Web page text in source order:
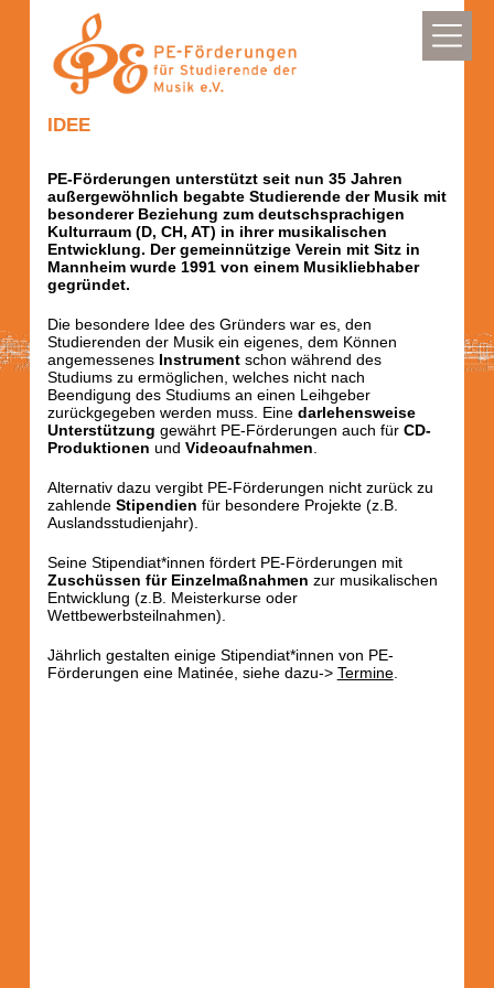
IDEE
PE-Förderungen unterstützt seit nun 35 Jahren
außergewöhnlich begabte Studierende der Musik mit
besonderer Beziehung zum deutschsprachigen
Kulturraum (D, CH, AT) in ihrer musikalischen
Entwicklung. Der gemeinnützige Verein mit Sitz in
Mannheim wurde 1991 von einem Musikliebhaber
gegründet.
Die besondere Idee des Gründers war es, den
Studierenden der Musik ein eigenes, dem Können
angemessenes Instrumentschon während des
Studiums zu ermöglichen, welches nicht nach
Beendigung des Studiums an einen Leihgeber
zurückgegeben werden muss. Eine darlehensweise
Unterstützung gewährt PE-Förderungen auch für CD-
Produktionen und Videoaufnahmen
Alternativ dazu vergibt PE-Förderungen nicht zurück zu
zahlende Stipendien für besondere Projekte (z.B.
Auslandsstudienjahr).
Seine Stipendiat*innen fördert PE-Förderungen mit
Zuschüssen für Einzelmaßnahmen zur musikalischen
Entwicklung (z.B. Meisterkurse oder
Wettbewerbsteilnahmen).
Jährlich gestalten einige Stipendiat*innen von PE-
Förderungen eine Matinée, siehe dazu-> Termine.